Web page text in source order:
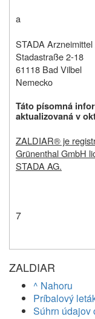
a
STADA Arzneimittel
Stadastraße 2-18
61118 Bad Vilbel
Nemecko
Táto písomná
aktualizovaná v
ZALDIAR® je
Grünenthal GmbH
STADA AG.
7
ZALDIAR
^ Nahoru
Príbalový
Súhrn údajov